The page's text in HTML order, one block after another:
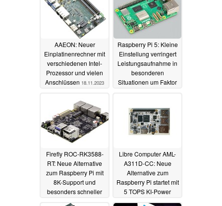
AAEON: Neuer
Einplatinenrechner mit
verschiedenen Intel-
Prozessor und vielen
Anschlüssen 18.11.2023
Raspberry Pi 5: Kleine
Einstellung verringert
Leistungsaufnahme in
besonderen
Situationen um Faktor
Firefly ROC-RK3588-
RT: Neue Alternative
zum Raspberry Pi mit
8K-Support und
besonders schneller
Netzwerkanbindung
Libre Computer AML-
A311D-CC: Neue
Alternative zum
Raspberry Pi startet mit
5 TOPS KI-Power
04.11.2023